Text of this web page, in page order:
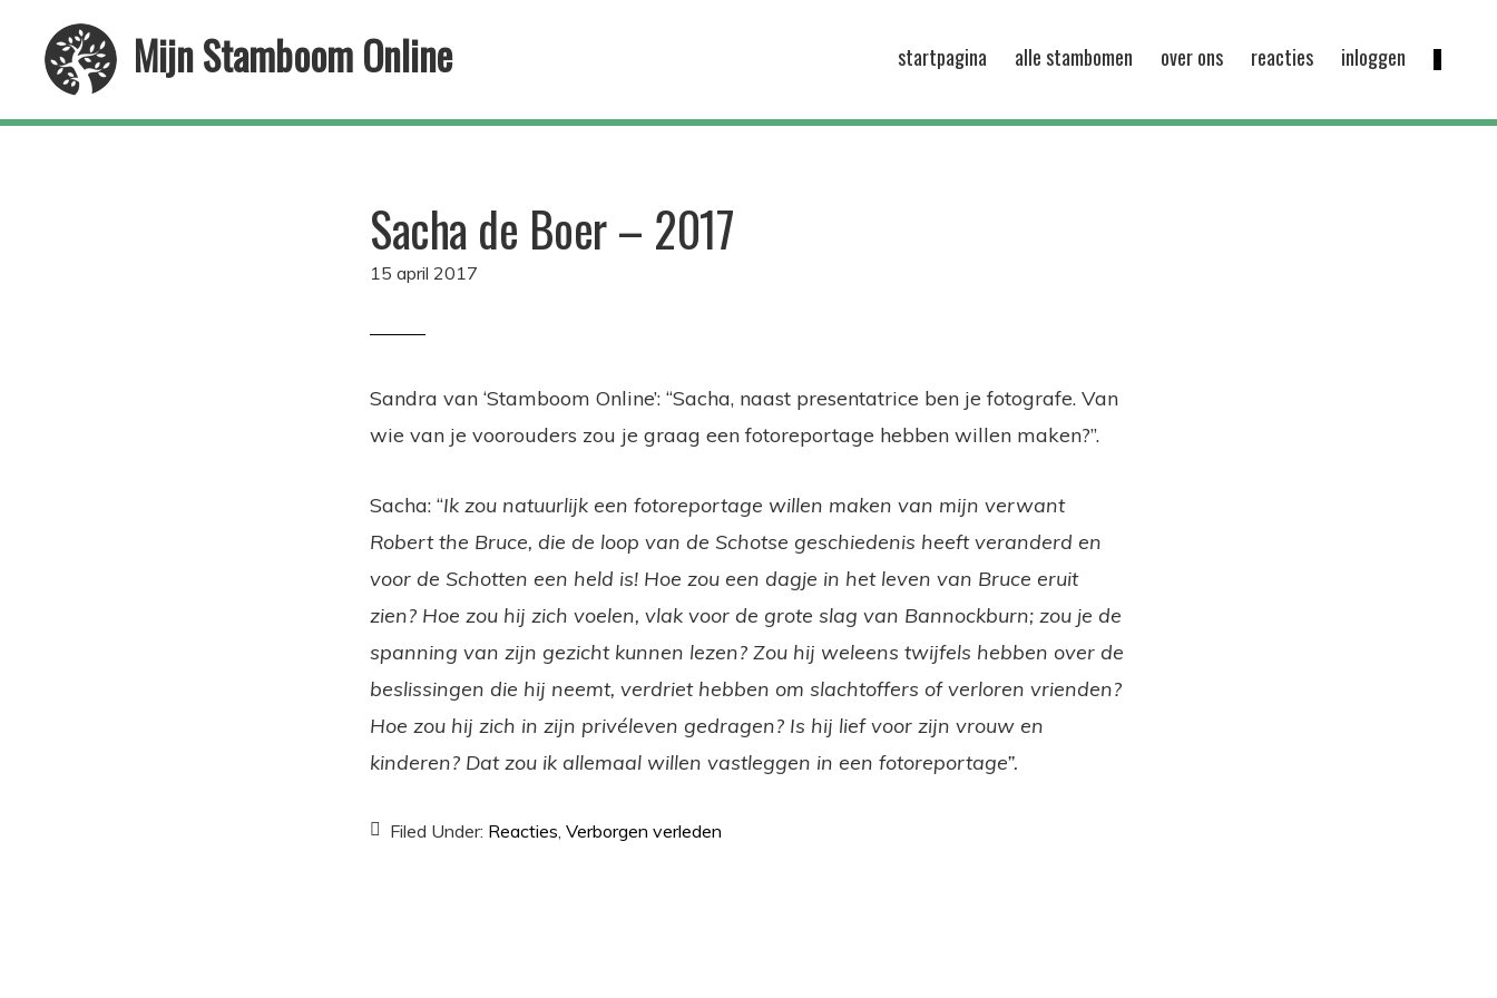
primary
navigation
content
Mijn Stamboom Online startpagina alle stambomen over ons reacties inloggen
Sacha de Boer – 2017
15 april 2017
Sandra van ‘Stamboom Online’: “Sacha, naast presentatrice ben je fotografe. Van
wie van je voorouders zou je graag een fotoreportage hebben willen maken?”.
Sacha: “Ik zou natuurlijk een fotoreportage willen maken van mijn verwant
Robert the Bruce, die de loop van de Schotse geschiedenis heeft veranderd en
voor de Schotten een held is! Hoe zou een dagje in het leven van Bruce eruit
zien? Hoe zou hij zich voelen, vlak voor de grote slag van Bannockburn; zou je de
spanning van zijn gezicht kunnen lezen? Zou hij weleens twijfels hebben over de
beslissingen die hij neemt, verdriet hebben om slachtoffers of verloren vrienden?
Hoe zou hij zich in zijn privéleven gedragen? Is hij lief voor zijn vrouw en
kinderen? Dat zou ik allemaal willen vastleggen in een fotoreportage”.
Filed Under: Reacties, Verborgen verleden